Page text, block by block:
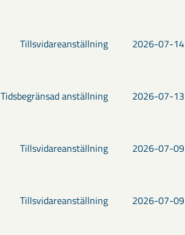
Tillsvidareanställning 2026-07-14
Tidsbegränsad anställning 2026-07-13
Tillsvidareanställning 2026-07-09
Tillsvidareanställning 2026-07-09